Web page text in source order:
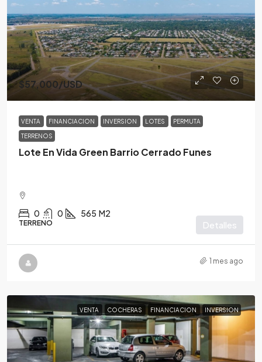
$57,000/USD
VENTA FINANCIACION INVERSION LOTES PERMUTA
TERRENOS
Lote En Vida Green Barrio Cerrado Funes
0 0 565 M2
TERRENO Detalles
1 mes ago
VENTA COCHERAS FINANCIACION INVERSION